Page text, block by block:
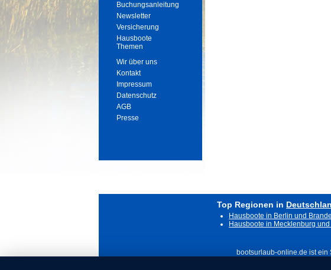
Buchungsanleitung
Newsletter
Versicherung
Hausboote
Themen
Wir über uns
Kontakt
Impressum
Datenschutz
AGB
Presse
Top Regionen in
Hausboote in Berlin und
Hausboote in Mecklenburg
bootsurlaub-online.de ist ein